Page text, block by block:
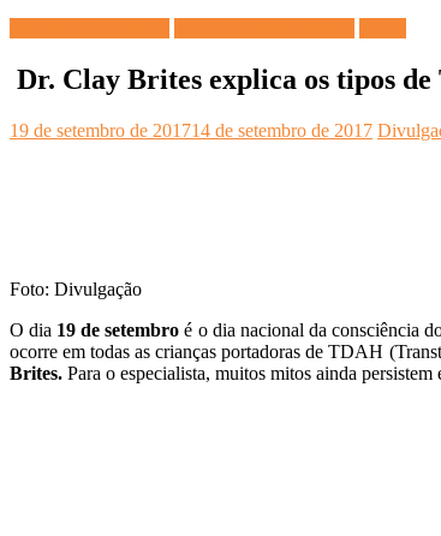
Dr. Clay Brites explica os tipos
19 de setembro de 201714 de setembro de 2017
Foto: Divulgação
O dia 19 de setembro é o dia nacional da consciência
ocorre em todas as crianças portadoras de TDAH
Brites. Para o especialista, muitos mitos ainda